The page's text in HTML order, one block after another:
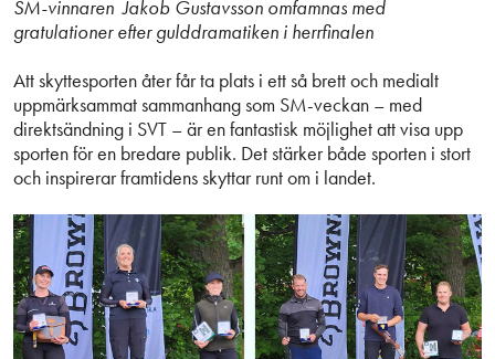
SM-vinnaren Jakob Gustavsson omfamnas med
gratulationer efter gulddramatiken i herrfinalen
Att skyttesporten åter får ta plats i ett så brett och medialt
uppmärksammat sammanhang som SM-veckan – med
direktsändning i SVT – är en fantastisk möjlighet att visa upp
sporten för en bredare publik. Det stärker både sporten i stort
och inspirerar framtidens skyttar runt om i landet.